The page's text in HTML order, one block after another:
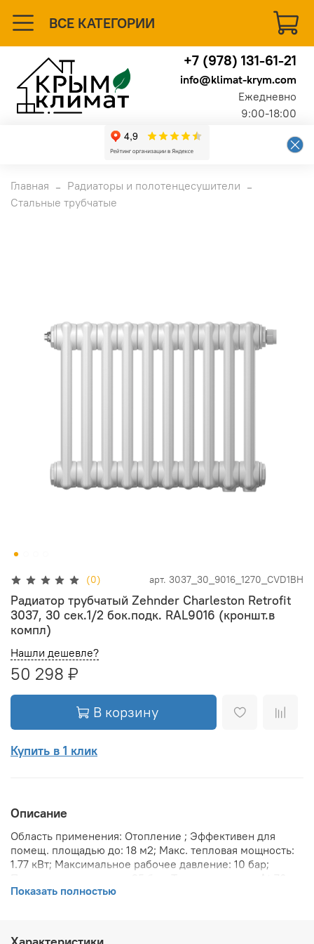
ВСЕ КАТЕГОРИИ
+7 (978) 131-61-21
info@klimat-krym.com
Ежедневно
9:00-18:00
Главная
Радиаторы и полотенцесушители
Стальные трубчатые
(0) арт. 3037_30_9016_1270_CVD1BH
Радиатор трубчатый Zehnder Charleston Retrofit
3037, 30 сек.1/2 бок.подк. RAL9016 (кроншт.в
компл)
Нашли дешевле?
50 298 ₽
В корзину
Купить в 1 клик
Описание
Область применения: Отопление ; Эффективен для
помещ. площадью до: 18 м2; Макс. тепловая мощность:
1.77 кВт; Максимальное рабочее давление: 10 бар;
1779 Вт; Теплоотдача при Δt 60: 1530 Вт; Теплоотдача
; Макс. температура теплоносителя: 110 °С; Межосевое
Показать полностью